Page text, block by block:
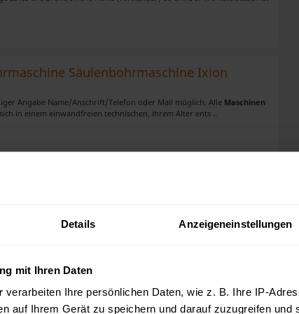
Details Anzeigeneinstellungen
mit Ihren Daten
verarbeiten Ihre persönlichen Daten, wie z. B. Ihre IP-
auf Ihrem Gerät zu speichern und darauf zuzugreifen und
Säulenbohrmaschine Ixion
Angabe Name/Anschrift/Telefon oder Mail möglich. Alle Maschinen
in einem einwandfreien technischen, ihrem Alter ents ..
maschinenZustand und Funktionalität: Aktuell nur im